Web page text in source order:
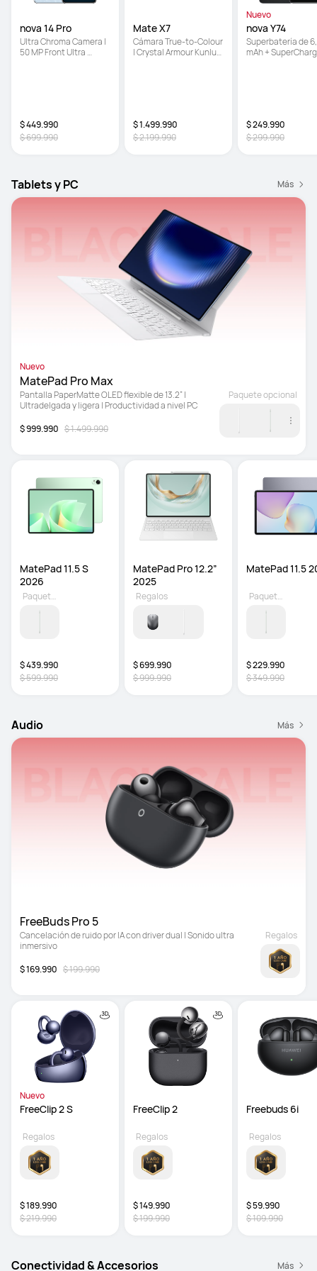
nova 14 Pro
Ultra Chroma Camera |
50 MP Front Ultra
$ 449.990
$ 699.990
Mate X7
Cámara True-to-Colour
| Crystal Armour Kunlun
$ 1.499.990
$ 2.199.990
Nuevo
nova Y74
Superbatería de
mAh +
$ 249.990
$ 299.990
Tablets y PC Más
Nuevo
MatePad Pro Max
Pantalla PaperMatte OLED flexible de 13.2” |
Ultradelgada y ligera | Productividad a nivel PC
$ 999.990 $ 1.499.990
Paquete opcional
MatePad 11.5 S
$ 439.990
$ 599.990
Paquete opcional
MatePad Pro 12.2”
2025
$ 699.990
$ 999.990
Regalos
MatePad 11.5
$ 229.990
$ 349.990
Paquete opcional
Audio Más
FreeBuds Pro 5
Cancelación de ruido por IA con driver dual | Sonido ultra
inmersivo
$ 169.990 $ 199.990
Regalos
Nuevo
FreeClip 2 S
$ 189.990
$ 219.990
Regalos
FreeClip 2
$ 149.990
$ 199.990
Regalos
Freebuds 6i
$ 59.990
$ 109.990
Regalos
Conectividad & Accesorios Más